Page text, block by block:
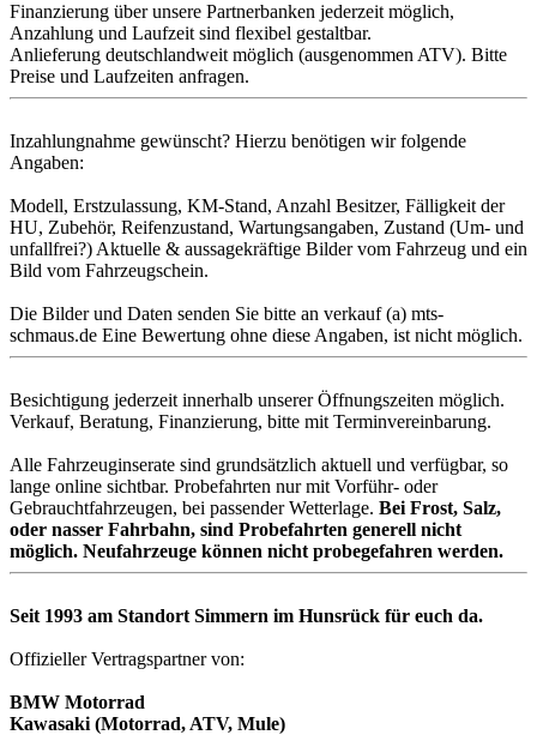
Finanzierung über unsere Partnerbanken jederzeit möglich,
Anzahlung und Laufzeit sind flexibel gestaltbar.
Anlieferung deutschlandweit möglich (ausgenommen ATV). Bitte
Preise und Laufzeiten anfragen.
Inzahlungnahme gewünscht? Hierzu benötigen wir folgende
Angaben:
Modell, Erstzulassung, KM-Stand, Anzahl Besitzer, Fälligkeit der
HU, Zubehör, Reifenzustand, Wartungsangaben, Zustand (Um- und
unfallfrei?) Aktuelle & aussagekräftige Bilder vom Fahrzeug und ein
Bild vom Fahrzeugschein.
Die Bilder und Daten senden Sie bitte an verkauf (a) mts-
schmaus.de Eine Bewertung ohne diese Angaben, ist nicht möglich.
Besichtigung jederzeit innerhalb unserer Öffnungszeiten möglich.
Verkauf, Beratung, Finanzierung, bitte mit Terminvereinbarung.
Alle Fahrzeuginserate sind grundsätzlich aktuell und verfügbar, so
lange online sichtbar. Probefahrten nur mit Vorführ- oder
Gebrauchtfahrzeugen, bei passender Wetterlage. Bei Frost, Salz,
oder nasser Fahrbahn, sind Probefahrten generell nicht
möglich. Neufahrzeuge können nicht probegefahren werden.
Seit 1993 am Standort Simmern im Hunsrück für euch da.
Offizieller Vertragspartner von:
BMW Motorrad
Kawasaki (Motorrad, ATV, Mule)